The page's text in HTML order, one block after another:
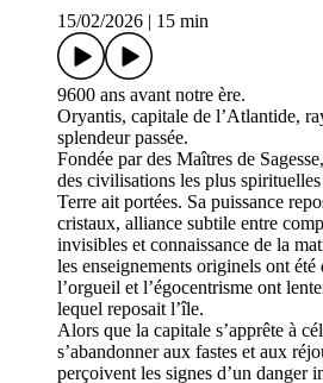
15/02/2026
15 min
9600 ans avant notre ère.
Oryantis, capitale de l’Atlantide,
splendeur passée.
Fondée par des Maîtres de
des civilisations les plus
Terre ait portées. Sa puissance
cristaux, alliance subtile entre
invisibles et connaissance de la
les enseignements originels ont été
l’orgueil et l’égocentrisme ont
lequel reposait l’île.
Alors que la capitale s’apprête à
s’abandonner aux fastes et aux
perçoivent les signes d’un danger